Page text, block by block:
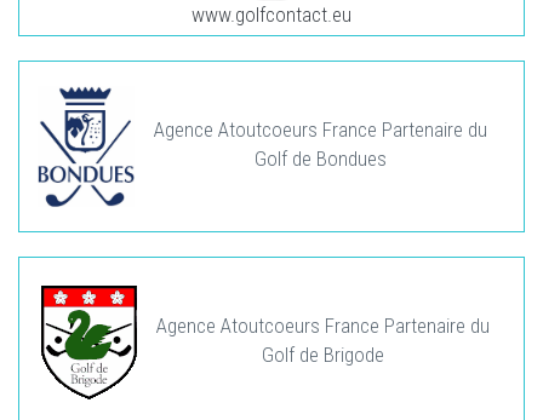
www.golfcontact.eu
Agence Atoutcoeurs France Partenaire du
Golf de Bondues
Agence Atoutcoeurs France Partenaire du
Golf de Brigode